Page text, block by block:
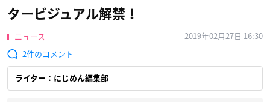
タービジュアル解禁！
ニュース
2019年02月27日 16:30
2
ライター：にじめん編集部